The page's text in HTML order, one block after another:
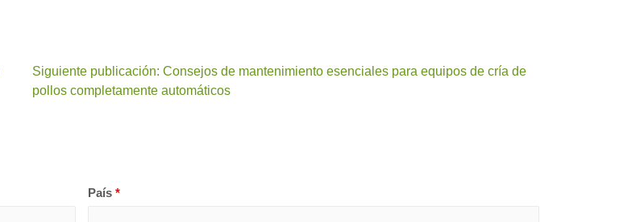
Siguiente publicación: Consejos de mantenimiento esenciales para equipos de cría de
pollos completamente automáticos
País*